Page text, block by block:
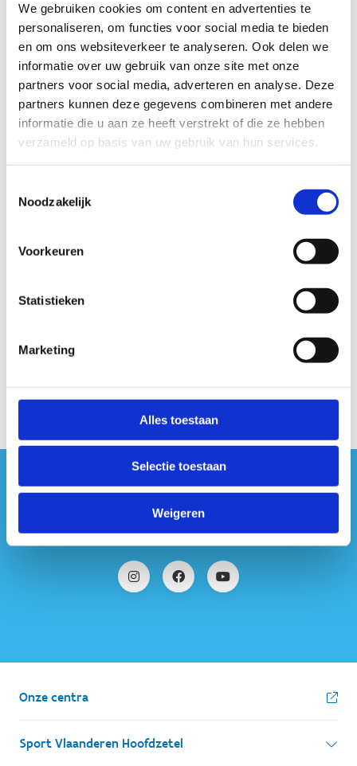
We gebruiken cookies om content en advertenties te
personaliseren, om functies voor social media te bieden
en om ons websiteverkeer te analyseren. Ook delen we
informatie over uw gebruik van onze site met onze
partners voor social media, adverteren en analyse. Deze
partners kunnen deze gegevens combineren met andere
informatie die u aan ze heeft verstrekt of die ze hebben
verzameld op basis van uw gebruik van hun services.
Noodzakelijk
Voorkeuren
Statistieken
Marketing
Alles toestaan
Selectie toestaan
Weigeren
Sahara en Waaltjesbos met elkaar verbonden. Zowel de start-
to-runners als de trail- en marathonlopers zullen er dus hun
hart kunnen ophalen.
Kolonie
Ter hoogte van de tennisclub in de Sint-Bernardusstraat
starten een blauwe lus van 3,1 km, een rode lus van 5,1 km en
een zwarte lus van 7,1 km. De parcours brengen je door de
bossen en de heide, langs de zandputten en het kanaal, en
verbindingstraject vind je aansluiting op verschillende lussen
van de Sahara.
Startplaatsen
#sportersbelevenmeer
ook op sociale media
Onze centra
Sport Vlaanderen Hoofdzetel